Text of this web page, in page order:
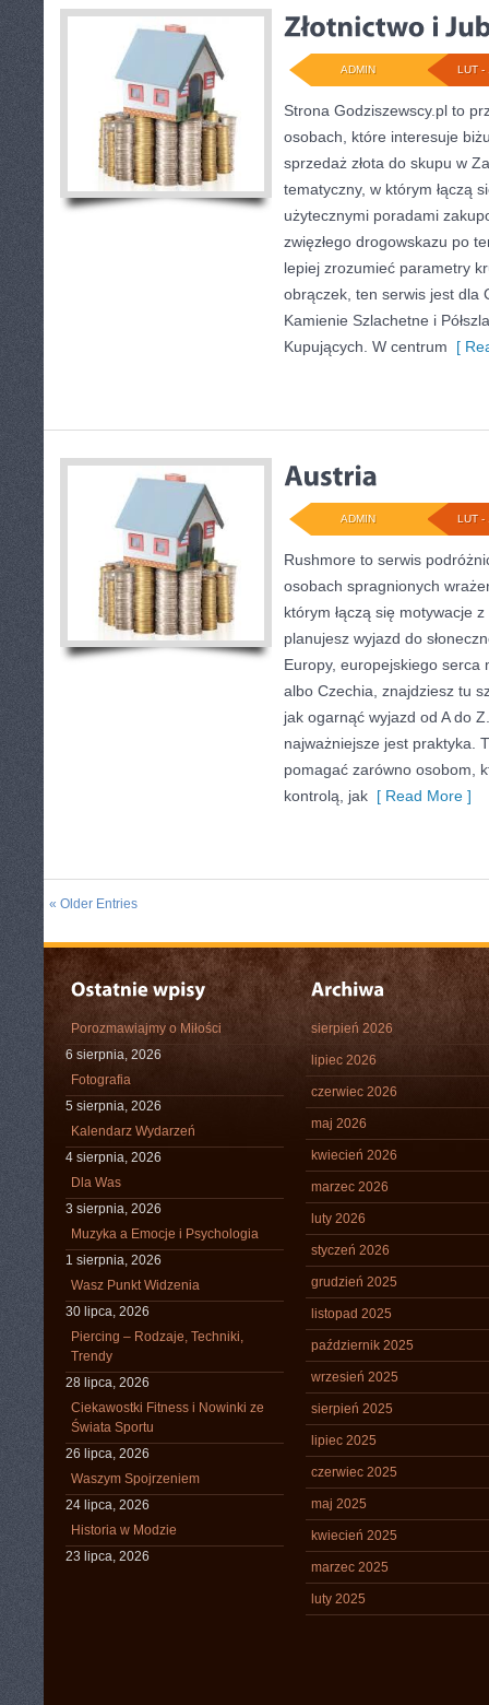
LUT -
ADMIN
Strona Godziszewscy.pl to
osobach, które interesuje
sprzedaż złota do skupu w
tematyczny, w którym łączą
użytecznymi poradami
zwięzłego drogowskazu po
lepiej zrozumieć parametry
obrączek, ten serwis jest dla
Kamienie Szlachetne i
Kupujących. W centrum [
LUT -
ADMIN
Rushmore to serwis
osobach spragnionych
którym łączą się motywacje
planujesz wyjazd do
Europy, europejskiego serca
albo Czechia, znajdziesz tu
jak ogarnąć wyjazd od A do
najważniejsze jest praktyka.
pomagać zarówno osobom,
kontrolą, jak [ Read More ]
« Older Entries
Porozmawiajmy o Miłości
6 sierpnia, 2026
Fotografia
5 sierpnia, 2026
Kalendarz Wydarzeń
4 sierpnia, 2026
Dla Was
3 sierpnia, 2026
Muzyka a Emocje i Psychologia
1 sierpnia, 2026
Wasz Punkt Widzenia
30 lipca, 2026
Piercing – Rodzaje, Techniki,
Trendy
28 lipca, 2026
Ciekawostki Fitness i Nowinki ze
Świata Sportu
26 lipca, 2026
Waszym Spojrzeniem
24 lipca, 2026
Historia w Modzie
23 lipca, 2026
sierpień 2026
lipiec 2026
czerwiec 2026
maj 2026
kwiecień 2026
marzec 2026
luty 2026
styczeń 2026
grudzień 2025
listopad 2025
październik 2025
wrzesień 2025
sierpień 2025
lipiec 2025
czerwiec 2025
maj 2025
kwiecień 2025
marzec 2025
luty 2025